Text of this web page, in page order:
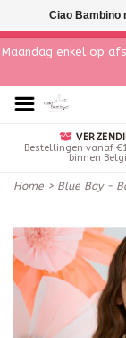
Maandag enkel op
Bestellingen vanaf
binnen
Home > Blue Bay -
Ciao Bambino